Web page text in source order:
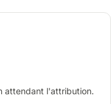
attendant l'attribution.